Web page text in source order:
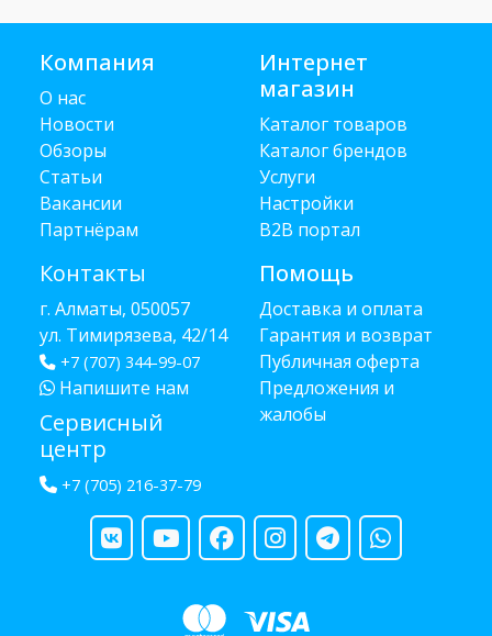
Компания
О нас
Новости
Обзоры
Статьи
Вакансии
Партнёрам
Контакты
г. Алматы, 050057
ул. Тимирязева, 42/14
+7 (707) 344-99-07
Напишите нам
Сервисный
центр
+7 (705) 216-37-79
Интернет
магазин
Каталог товаров
Каталог брендов
Услуги
Настройки
B2B портал
Помощь
Доставка и оплата
Гарантия и возврат
Публичная оферта
Предложения и
жалобы